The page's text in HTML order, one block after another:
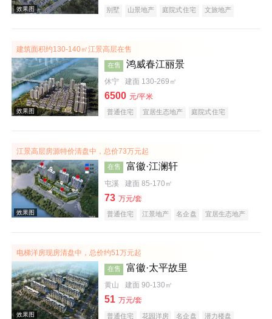
效果图
效果图
别墅 山景地产 庭院式住宅
文旅地产
建筑面积约130-140㎡江景高层在售
在售 鸿威春江丽景
休宁 建面 130-269㎡
6500 元/平米
普通住宅 宜居生态地产 庭院式住宅
江景高层房源特价清盘中，总价73万元起
在售 富徽·江澜轩
屯溪 建面 85-170㎡
73 万元/套
普通住宅 江景地产 名企盘
宜居生态地产
电梯洋房现房清盘中，总价约51万元起
在售 富徽·太平故里
黄山 建面 90-130㎡
51 万元/套
普通住宅 花园洋房 名企盘 潜力楼盘